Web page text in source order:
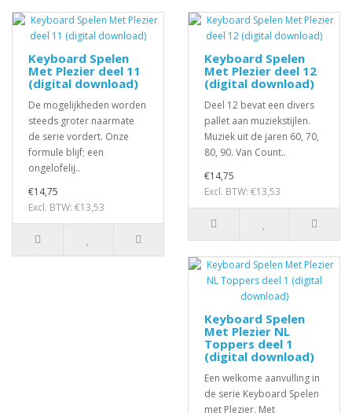
Keyboard Spelen
Met Plezier deel 11
(digital download)
De mogelijkheden worden
steeds groter naarmate
de serie vordert. Onze
formule blijf; een
ongelofelij..
€14,75
Excl. BTW: €13,53
Keyboard Spelen
Met Plezier deel 12
(digital download)
Deel 12 bevat een divers
pallet aan muziekstijlen.
Muziek uit de jaren 60, 70,
80, 90. Van Count..
€14,75
Excl. BTW: €13,53
Keyboard Spelen
Met Plezier NL
Toppers deel 1
(digital download)
Een welkome aanvulling in
de serie Keyboard Spelen
met Plezier. Met